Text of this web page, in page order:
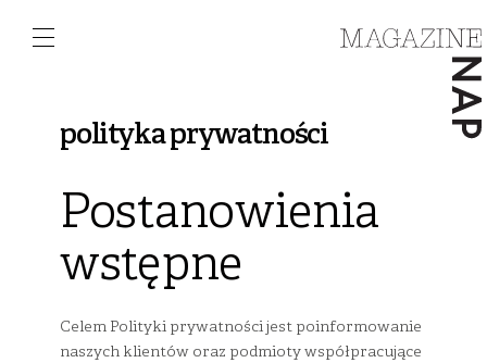
polityka prywatności
Postanowienia
wstępne
Celem Polityki prywatności jest poinformowanie
naszych klientów oraz podmioty współpracujące